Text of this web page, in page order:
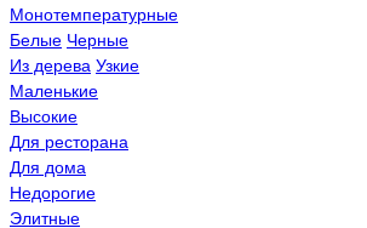
Монотемпературные
Белые Черные
Из дерева Узкие
Маленькие
Высокие
Для ресторана
Для дома
Недорогие
Элитные